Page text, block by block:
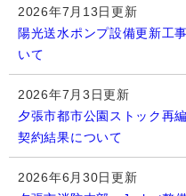
2026年7月13日更新
陽光送水ポンプ設備更新工
いて
2026年7月3日更新
夕張市都市公園ストック再
契約結果について
2026年6月30日更新